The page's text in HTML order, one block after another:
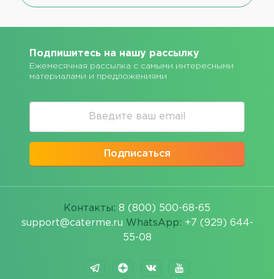
Подпишитесь на нашу рассылку
Ежемесячная рассылка с самыми интересными
материалами и предложениями
Подписаться
Контакты: 8 (800) 500-68-65
support@caterme.ru WhatsApp: +7 (929) 644-
55-08